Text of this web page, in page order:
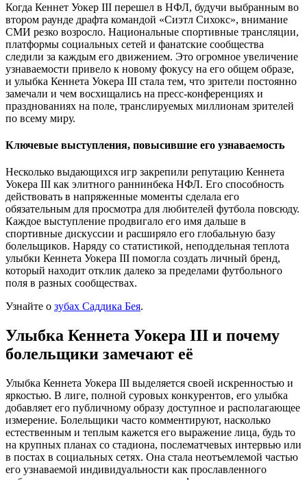
Когда Кеннет Уокер III перешел в НФЛ, будучи выбранным во
втором раунде драфта командой «Сиэтл Сихокс», внимание
СМИ резко возросло. Национальные спортивные трансляции,
платформы социальных сетей и фанатские сообщества
следили за каждым его движением. Это огромное увеличение
узнаваемости привело к новому фокусу на его общем образе,
и улыбка Кеннета Уокера III стала тем, что зрители постоянно
замечали и чем восхищались на пресс-конференциях и
празднованиях на поле, транслируемых миллионам зрителей
по всему миру.
Ключевые выступления, повысившие его узнаваемость
Несколько выдающихся игр закрепили репутацию Кеннета
Уокера III как элитного раннинбека НФЛ. Его способность
действовать в напряженные моменты сделала его
обязательным для просмотра для любителей футбола повсюду.
Каждое выступление продвигало его имя дальше в
спортивные дискуссии и расширяло его глобальную базу
болельщиков. Наряду со статистикой, неподдельная теплота
улыбки Кеннета Уокера III помогла создать личный бренд,
который находит отклик далеко за пределами футбольного
поля в разных сообществах.
Узнайте о зубах Саддика Бея.
Улыбка Кеннета Уокера III и почему
болельщики замечают её
Улыбка Кеннета Уокера III выделяется своей искренностью и
яркостью. В лиге, полной суровых конкурентов, его улыбка
добавляет его публичному образу доступное и располагающее
измерение. Болельщики часто комментируют, насколько
естественным и теплым кажется его выражение лица, будь то
на крупных планах со стадиона, послематчевых интервью или
в постах в социальных сетях. Она стала неотъемлемой частью
его узнаваемой индивидуальности как прославленного